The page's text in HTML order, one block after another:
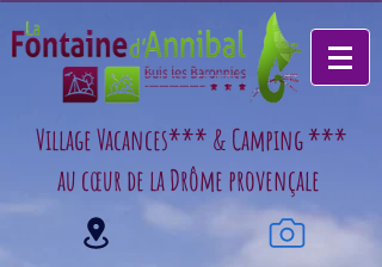
Village Vacances*** & Camping ***
au cœur de la Drôme provençale